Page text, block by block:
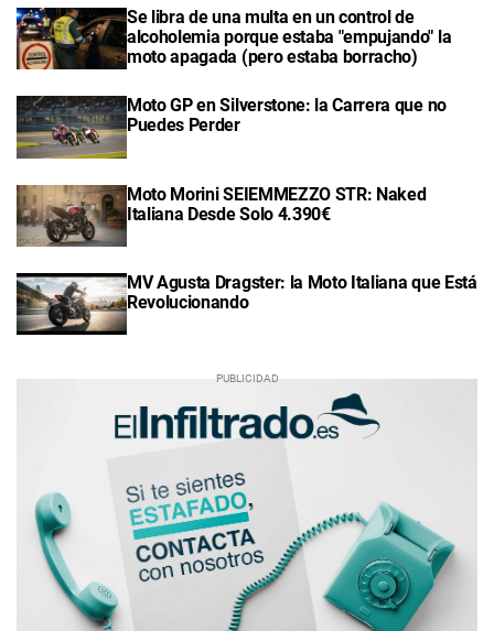
Se libra de una multa en un control de
alcoholemia porque estaba "empujando" la
moto apagada (pero estaba borracho)
Moto GP en Silverstone: la Carrera que no
Puedes Perder
Moto Morini SEIEMMEZZO STR: Naked
Italiana Desde Solo 4.390€
MV Agusta Dragster: la Moto Italiana que Está
Revolucionando